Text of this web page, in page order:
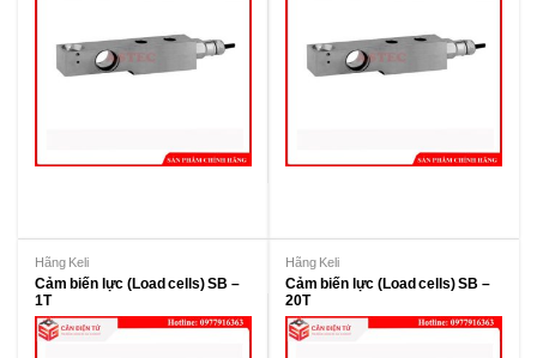
Hãng Keli
Cảm biến lực (Load cells) SB –
1T
Hãng Keli
Cảm biến lực (Load cells) SB –
20T